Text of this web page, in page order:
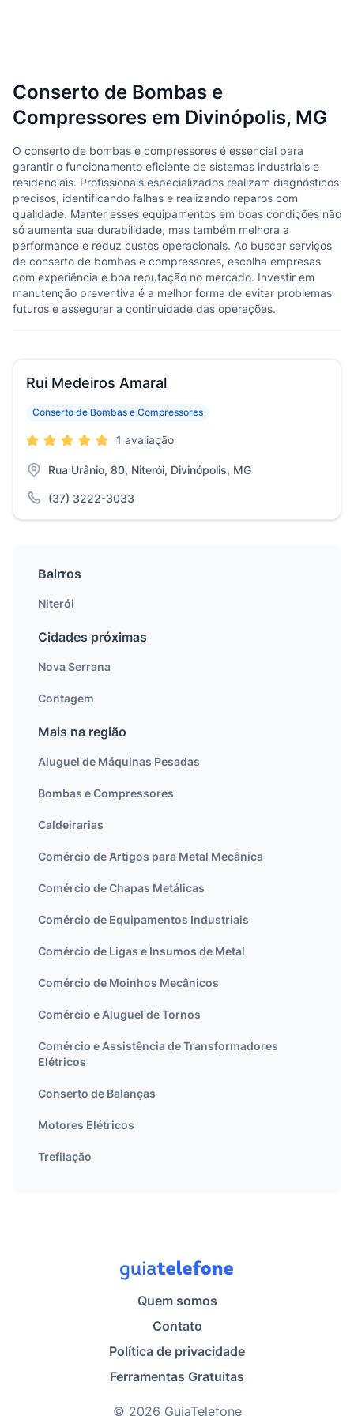
Conserto de Bombas e
Compressores em Divinópolis, MG
O conserto de bombas e compressores é essencial para
garantir o funcionamento eficiente de sistemas industriais e
residenciais. Profissionais especializados realizam diagnósticos
precisos, identificando falhas e realizando reparos com
qualidade. Manter esses equipamentos em boas condições não
só aumenta sua durabilidade, mas também melhora a
performance e reduz custos operacionais. Ao buscar serviços
de conserto de bombas e compressores, escolha empresas
com experiência e boa reputação no mercado. Investir em
manutenção preventiva é a melhor forma de evitar problemas
futuros e assegurar a continuidade das operações.
Rui Medeiros Amaral
Conserto de Bombas e Compressores
1 avaliação
Rua Urânio, 80, Niterói, Divinópolis, MG
(37) 3222-3033
Bairros
Niterói
Cidades próximas
Nova Serrana
Contagem
Mais na região
Aluguel de Máquinas Pesadas
Bombas e Compressores
Caldeirarias
Comércio de Artigos para Metal Mecânica
Comércio de Chapas Metálicas
Comércio de Equipamentos Industriais
Comércio de Ligas e Insumos de Metal
Comércio de Moinhos Mecânicos
Comércio e Aluguel de Tornos
Comércio e Assistência de Transformadores
Elétricos
Conserto de Balanças
Motores Elétricos
Trefilação
Quem somos
Contato
Política de privacidade
Ferramentas Gratuitas
© 2026 GuiaTelefone